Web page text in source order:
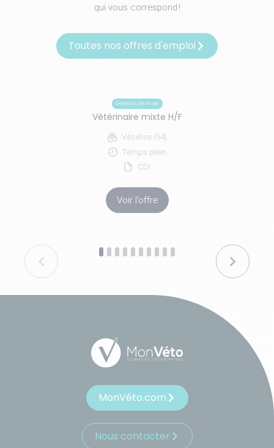
qui vous correspond !
Toutes nos offres d'emploi
Généraliste mixte
Vétérinaire mixte H/F
Vézelise (54)
Temps plein
CDI
Voir l'offre
MonVéto.com
Nous contacter